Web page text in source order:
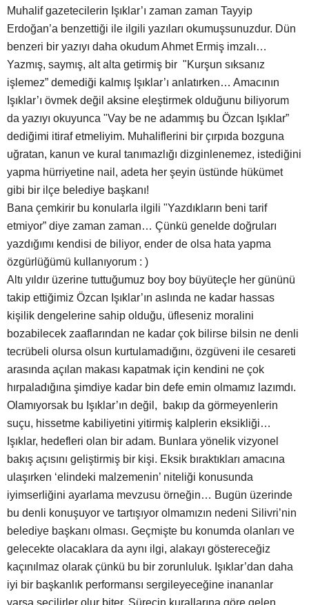
Muhalif gazetecilerin Işıklar’ı zaman zaman Tayyip
Erdoğan’a benzettiği ile ilgili yazıları okumuşsunuzdur. Dün
benzeri bir yazıyı daha okudum Ahmet Ermiş imzalı…
Yazmış, saymış, alt alta getirmiş bir "Kurşun sıksanız
işlemez” demediği kalmış Işıklar’ı anlatırken… Amacının
Işıklar’ı övmek değil aksine eleştirmek olduğunu biliyorum
da yazıyı okuyunca "Vay be ne adammış bu Özcan Işıklar”
dediğimi itiraf etmeliyim. Muhaliflerini bir çırpıda bozguna
uğratan, kanun ve kural tanımazlığı dizginlenemez, istediğini
yapma hürriyetine nail, adeta her şeyin üstünde hükümet
gibi bir ilçe belediye başkanı!
Bana çemkirir bu konularla ilgili "Yazdıkların beni tarif
etmiyor” diye zaman zaman… Çünkü genelde doğruları
yazdığımı kendisi de biliyor, ender de olsa hata yapma
özgürlüğümü kullanıyorum : )
Altı yıldır üzerine tuttuğumuz boy boy büyüteçle her gününü
takip ettiğimiz Özcan Işıklar’ın aslında ne kadar hassas
kişilik dengelerine sahip olduğu, üfleseniz moralini
bozabilecek zaaflarından ne kadar çok bilirse bilsin ne denli
tecrübeli olursa olsun kurtulamadığını, özgüveni ile cesareti
arasında açılan makası kapatmak için kendini ne çok
hırpaladığına şimdiye kadar bin defe emin olmamız lazımdı.
Olamıyorsak bu Işıklar’ın değil, bakıp da görmeyenlerin
suçu, hissetme kabiliyetini yitirmiş kalplerin eksikliği…
Işıklar, hedefleri olan bir adam. Bunlara yönelik vizyonel
bakış açısını geliştirmiş bir kişi. Eksik bıraktıkları amacına
ulaşırken ‘elindeki malzemenin’ niteliği konusunda
iyimserliğini ayarlama mevzusu örneğin… Bugün üzerinde
bu denli konuşuyor ve tartışıyor olmamızın nedeni Silivri’nin
belediye başkanı olması. Geçmişte bu konumda olanları ve
gelecekte olacaklara da aynı ilgi, alakayı göstereceğiz
kaçınılmaz olarak çünkü bu bir zorunluluk. Işıklar’dan daha
iyi bir başkanlık performansı sergileyeceğine inananlar
varsa seçilirler olur biter. Sürecin kurallarına göre gelen